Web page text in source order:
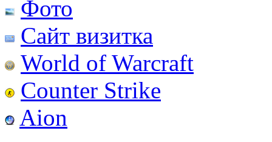
Фото
Сайт визитка
World of Warcraft
Counter Strike
Aion